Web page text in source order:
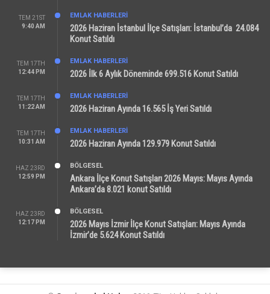
TEM 21ST
9:40 AM
EMLAK HABERLERI
2026 Haziran İstanbul İlçe Satışları: İstanbul’da 24.084
Konut Satıldı
TEM 17TH
12:44 PM
EMLAK HABERLERI
2026 İlk 6 Aylık Döneminde 699.516 Konut Satıldı
TEM 17TH
11:22 AM
EMLAK HABERLERI
2026 Haziran Ayında 16.565 İş Yeri Satıldı
TEM 17TH
10:31 AM
EMLAK HABERLERI
2026 Haziran Ayında 129.979 Konut Satıldı
HAZ 23RD
12:59 PM
BÖLGESEL
Ankara İlçe Konut Satışları 2026 Mayıs: Mayıs Ayında
Ankara’da 8.021 konut Satıldı
HAZ 23RD
12:17 PM
BÖLGESEL
2026 Mayıs İzmir İlçe Konut Satışları: Mayıs Ayında
İzmir’de 5.624 Konut Satıldı